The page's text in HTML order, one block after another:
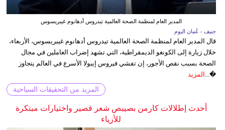
المدير العام لمنظمة الصحة العالمية تيدروس أدهانوم غيبريسوس
جنيف - عُمان اليوم
قال المدير العام لمنظمة الصحة العالمية تيدروس أدهانوم غيبريسوس، الأربعاء،
خلال زيارة إلى الكونغو الديمقراطية، التي تشهد إضراب العاملين في مجال
الصحة بسبب نقص الأجور، إن تفشي فيروس إيبولا الأسرع في العالم يتجاوز
�...
المزيد
المزيد من التحقيقات السياحية
أحدث إطلالات كارمن بصيبص شعر قصير واختيارات مبتكرة
للأزياء